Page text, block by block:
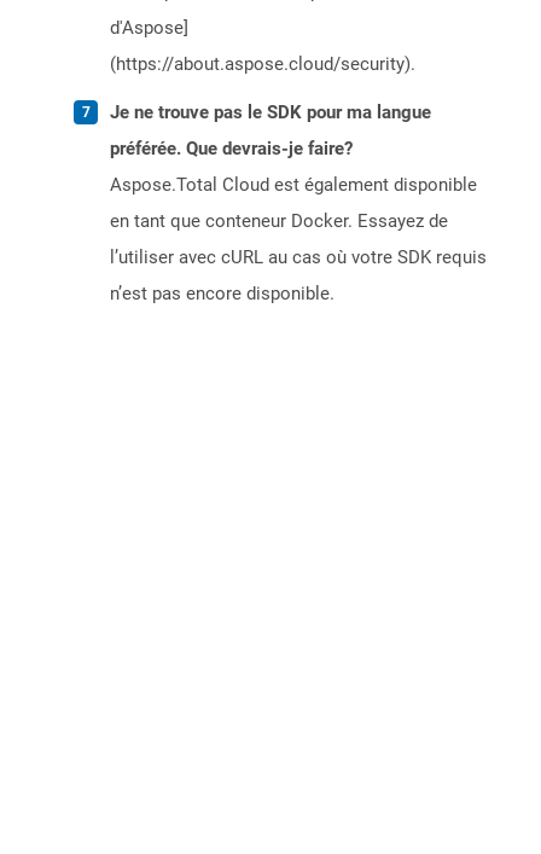
d'Aspose]
(https://about.aspose.cloud/security).
Je ne trouve pas le SDK pour ma langue
préférée. Que devrais-je faire?
Aspose.Total Cloud est également disponible
en tant que conteneur Docker. Essayez de
l’utiliser avec cURL au cas où votre SDK requis
n’est pas encore disponible.